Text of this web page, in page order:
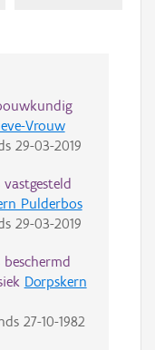
Vrouw
29-03-2019
vastgesteld
Pulderbos
29-03-2019
beschermd
Dorpskern
27-10-1982